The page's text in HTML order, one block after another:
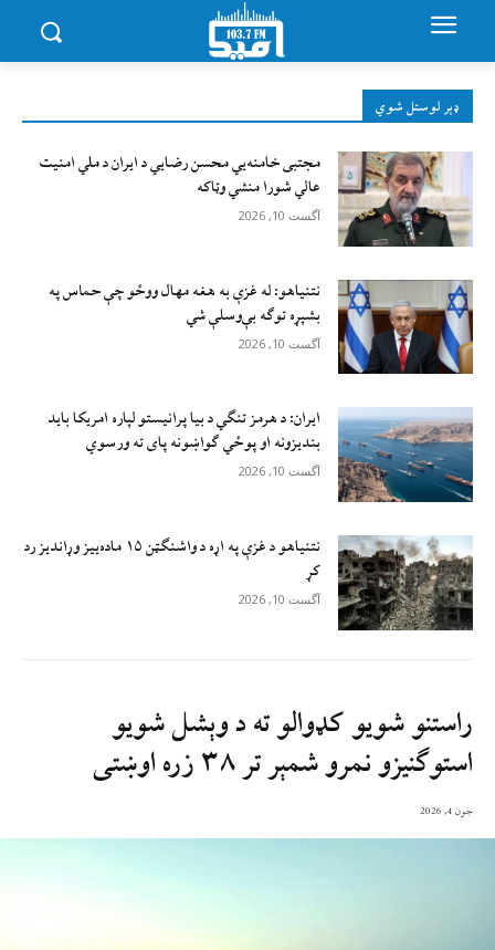
ډېر لوستل شوي
مجتبی خامنه‌يي محسن رضايي د ایران د ملي امنیت
عالي شورا منشي وټاکه
آگست 10, 2026
نتنیاهو: له غزې به هغه مهال ووځو چې حماس په
بشپړه توګه بې‌وسلې شي
آگست 10, 2026
ایران: د هرمز تنګي د بیا پرانیستو لپاره امریکا باید
بندیزونه او پوځي ګواښونه پای ته ورسوي
آگست 10, 2026
نتنیاهو د غزې په اړه د واشنګټن ۱۵ ماده‌ییز وړاندیز رد
کړ
آگست 10, 2026
راستنو شویو کډوالو ته د وېشل شویو
استوګنیزو نمرو شمېر تر ۳۸ زره اوښتی
جون 4, 2026